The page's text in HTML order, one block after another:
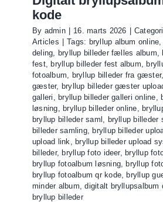
kode
By admin 16. marts 2026
Articles
Tags: bryllup album online,
deling, bryllup billeder fælles album,
fest, bryllup billeder fest album,
fotoalbum, bryllup billeder fra gæster,
gæster, bryllup billeder gæster
galleri , bryllup billeder galleri online,
løsning, bryllup billeder online,
bryllup billeder saml , bryllup billeder
billeder samling, bryllup billeder
upload link, bryllup billeder upload
billeder, bryllup foto ideer, bryllup
bryllup fotoalbum løsning, bryllup
bryllup fotoalbum qr kode, bryllup
minder album,digitalt bryllupsalbum
bryllup billeder